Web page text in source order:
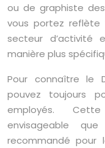
ou de graphiste
vous portez reflète
secteur d’activité
manière plus
Pour connaître le
pouvez toujours
employés.
envisageable
recommandé pour